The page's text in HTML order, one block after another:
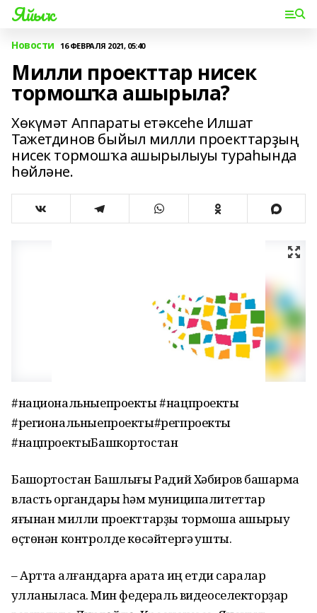
Яйыҡ
Новости 16 ФЕВРАЛЯ 2021, 05:40
Милли проекттар нисек
тормошҡа ашырыла?
Хөкүмәт Аппараты етәксеһе Илшат
Тажетдинов быйыл милли проекттарҙың
нисек тормошҡа ашырылыуы тураһында
һөйләне.
#национальныепроекты #нацпроекты
#региональныепроекты#регпроекты
#нацпроектыБашкортостан
Башҡортостан Башлығы Радий Хәбиров башҡарма
власть органдары һәм муниципалитеттар
яғынан милли проекттарҙы тормошҡа ашырыу
өҫтөнән контролде көсәйтергә ҡушты.
– Артта ҡалғандарға ҡарата иң етди саралар
ҡулланыласаҡ. Мин федераль видеоселекторҙар